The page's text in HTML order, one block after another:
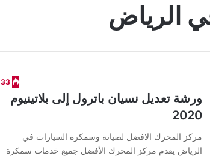
الرياض
33
ورشة تعديل نسيان باترول إلى بلاتينيوم
2020
مركز المحرك الافضل لصيانة وسمكرة السيارات في
الرياض يقدم مركز المحرك الأفضل جميع خدمات سمكرة